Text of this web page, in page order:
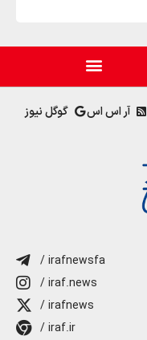
آر اس اس گوگل نیوز
/ irafnewsfa
/ iraf.news
/ irafnews
/ iraf.ir